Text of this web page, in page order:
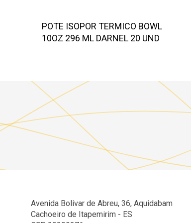
POTE ISOPOR TERMICO BOWL
10OZ 296 ML DARNEL 20 UND
Avenida Bolivar de Abreu, 36, Aquidabam
Cachoeiro de Itapemirim - ES